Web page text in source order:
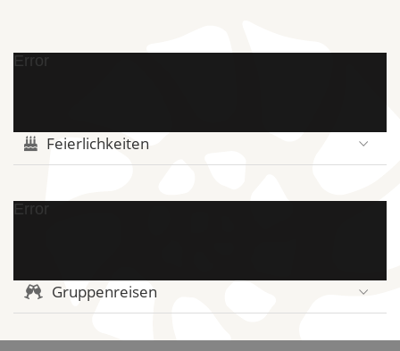
Error
Feierlichkeiten
Error
Gruppenreisen